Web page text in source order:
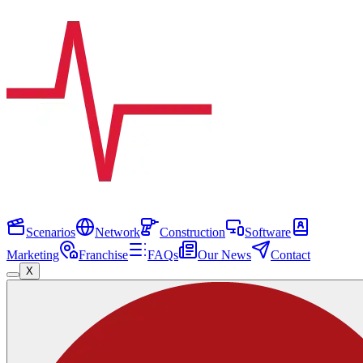
Scenarios Network Construction
Software
Marketing
Franchise FAQs Our News Contact
X